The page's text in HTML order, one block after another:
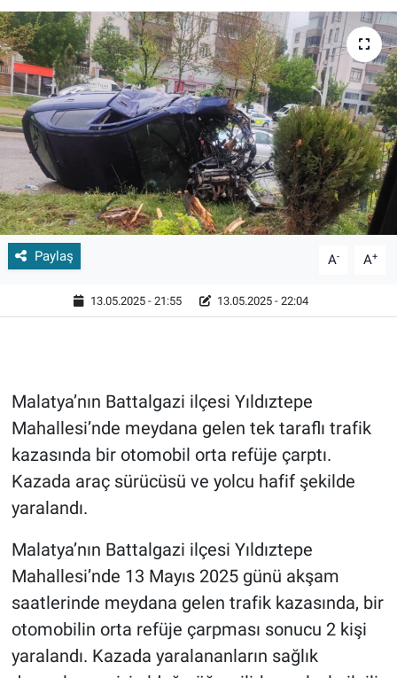
Paylaş A- A+
13.05.2025 - 21:55 13.05.2025 - 22:04
Malatya’nın Battalgazi ilçesi Yıldıztepe
Mahallesi’nde meydana gelen tek taraflı trafik
kazasında bir otomobil orta refüje çarptı.
Kazada araç sürücüsü ve yolcu hafif şekilde
yaralandı.
Malatya’nın Battalgazi ilçesi Yıldıztepe
Mahallesi’nde 13 Mayıs 2025 günü akşam
saatlerinde meydana gelen trafik kazasında, bir
otomobilin orta refüje çarpması sonucu 2 kişi
yaralandı. Kazada yaralananların sağlık